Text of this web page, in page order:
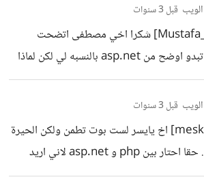
قبل 3 سنوات
[@Mustafa_Suleiman] شكرا اخي مصطفى اتضحت
الصورة لي الان. تبدو اوضح من asp.net بالنسبه لي لكن لماذا
asp.net و php اكثر انتشارا رغم اني اجد جافا باستخدام
قبل 3 سنوات
[@meskineyasser] اخ يايسر لست بوت تطمن ولكن الحيرة
هي التي غلبتني. حقا احتار بين php و asp.net لاني اريد
من البدايه وهو ليش لغرض الوظيفه ولكن